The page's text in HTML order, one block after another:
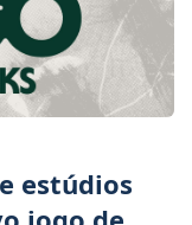
estúdios